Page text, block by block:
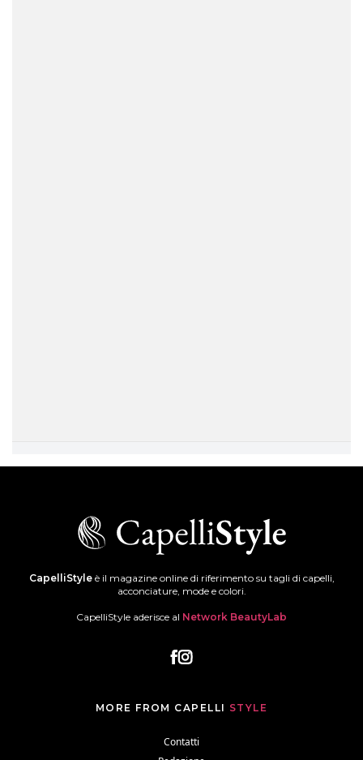
CapelliStyleè il magazine online di riferimento su tagli di capelli,
acconciature, mode e colori.
CapelliStyle aderisce al Network BeautyLab
MORE FROM CAPELLI STYLE
Contatti